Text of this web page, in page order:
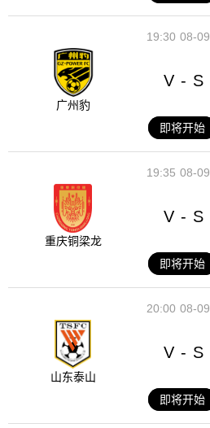
08-09
19:30
广州豹
V - S
即将开始
08-09
19:35
重庆铜梁龙
V - S
即将开始
08-09
20:00
山东泰山
V - S
即将开始